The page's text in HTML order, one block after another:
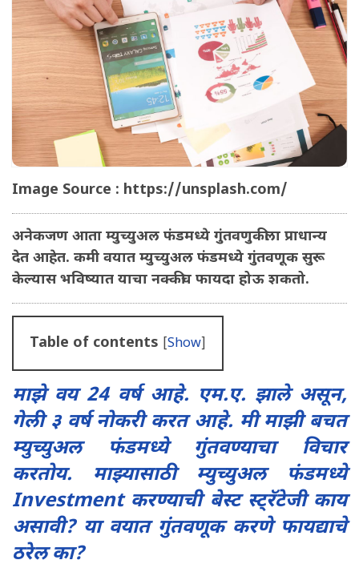
Image Source : https://unsplash.com/
अनेकजण आता म्युच्युअल फंडमध्ये गुंतवणुकीला प्राधान्य
देत आहेत. कमी वयात म्युच्युअल फंडमध्ये गुंतवणूक सुरू
केल्यास भविष्यात याचा नक्कीच फायदा होऊ शकतो.
Table of contents [Show]
माझे वय 24 वर्ष आहे. एम.ए. झाले असून,
गेली ३ वर्ष नोकरी करत आहे. मी माझी बचत
म्युच्युअल फंडमध्ये गुंतवण्याचा विचार
करतोय. माझ्यासाठी म्युच्युअल फंडमध्ये
Investment करण्याची बेस्ट स्ट्रॅटेजी काय
असावी? या वयात गुंतवणूक करणे फायद्याचे
ठरेल का?